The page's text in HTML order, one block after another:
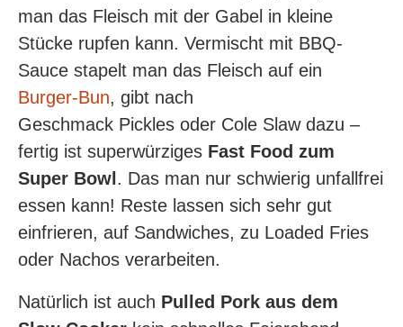
man das Fleisch mit der Gabel in kleine
Stücke rupfen kann. Vermischt mit BBQ-
Sauce stapelt man das Fleisch auf ein
Burger-Bun, gibt nach
Geschmack Pickles oder Cole Slaw dazu –
fertig ist superwürziges Fast Food zum
Super Bowl . Das man nur schwierig unfallfrei
essen kann! Reste lassen sich sehr gut
einfrieren, auf Sandwiches, zu Loaded Fries
oder Nachos verarbeiten.
Natürlich ist auch Pulled Pork aus dem